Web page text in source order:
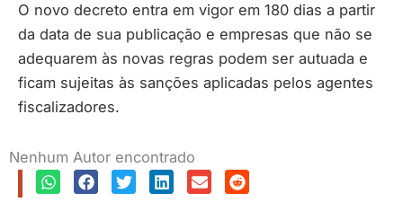
O novo decreto entra em vigor em 180 dias a partir
da data de sua publicação e empresas que não se
adequarem às novas regras podem ser autuada e
ficam sujeitas às sanções aplicadas pelos agentes
fiscalizadores.
Nenhum Autor encontrado